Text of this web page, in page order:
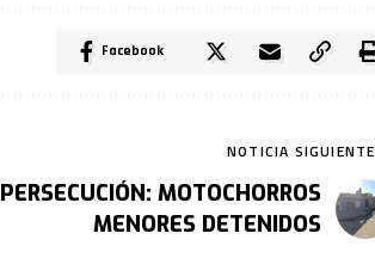
Facebook
NOTICIA SIGUIENTE
PERSECUCIÓN: MOTOCHORROS
MENORES DETENIDOS